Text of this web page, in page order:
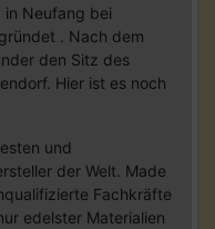
in Neufang bei
. Nach dem
den Sitz des
Hier ist es noch
und
der Welt. Made
Fachkräfte
edelster Materialien